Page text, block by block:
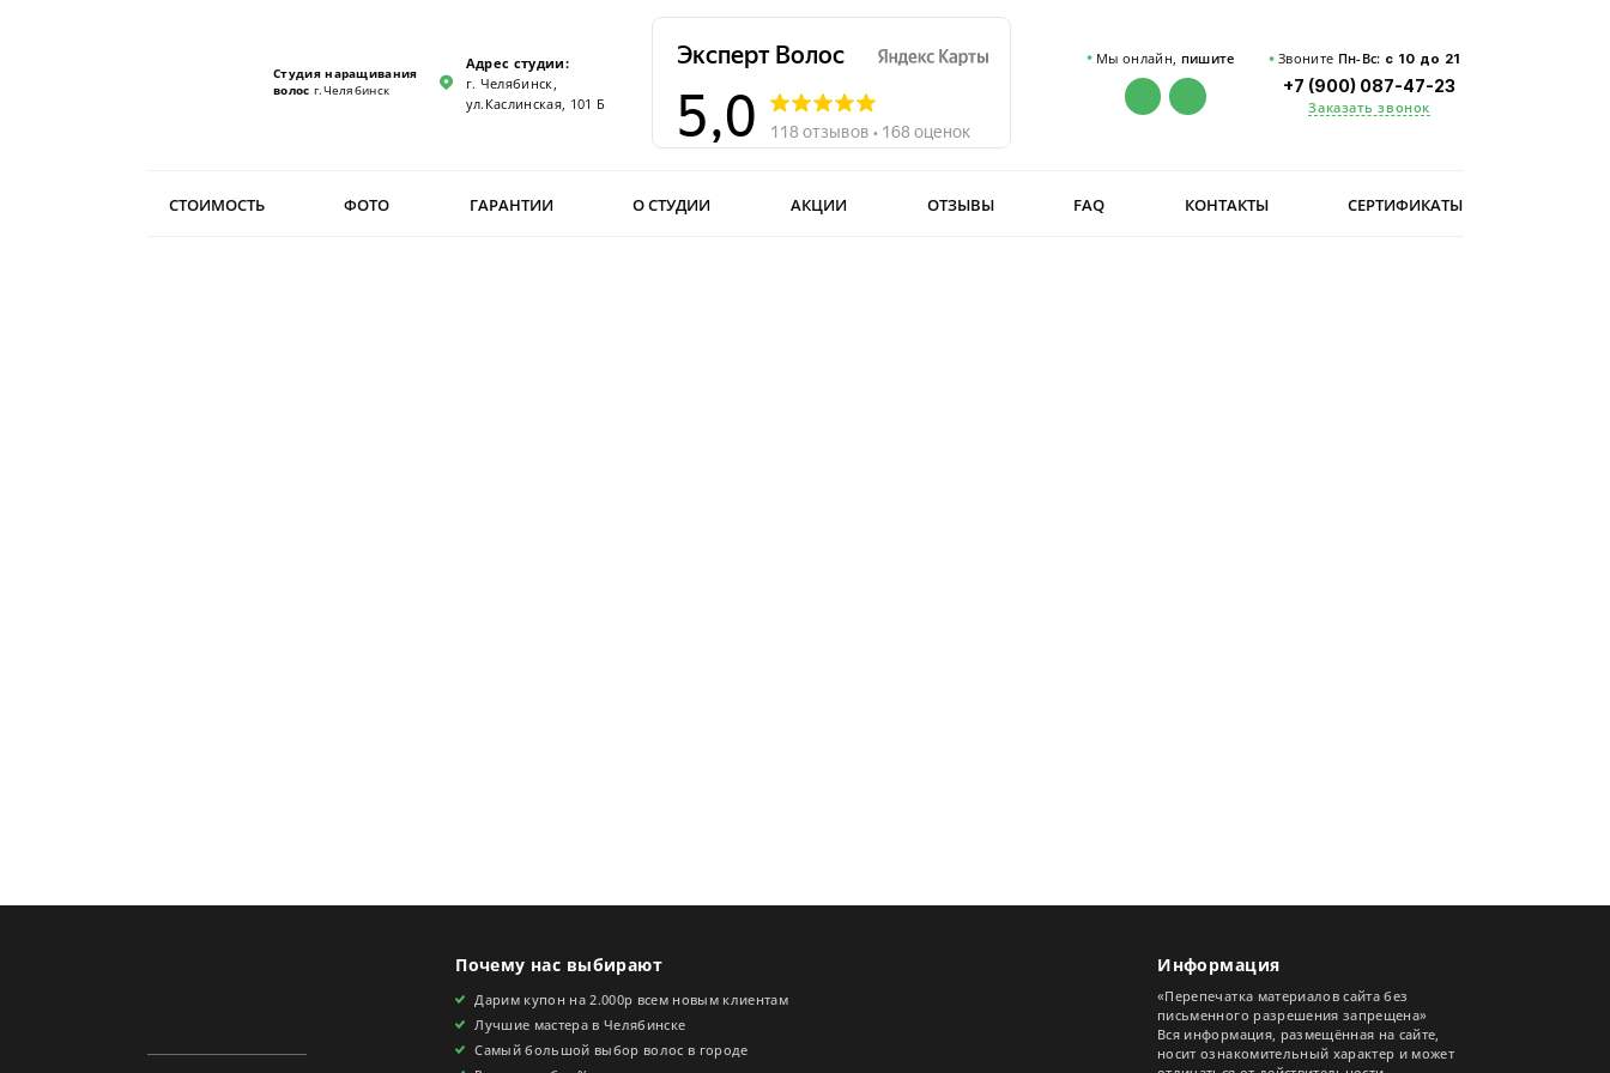
Студия наращивания
волос г.Челябинск
Адрес студии:
г. Челябинск,
ул.Каслинская, 101 Б
Мы онлайн, пишите Звоните Пн-Вс: с 10 до 21
+7 (900) 087-47-23
Заказать звонок
СТОИМОСТЬ ФОТО ГАРАНТИИ О СТУДИИ АКЦИИ ОТЗЫВЫ FAQ КОНТАКТЫ СЕРТИФИКАТЫ
Почему нас выбирают
Дарим купон на 2.000р всем новым клиентам
Лучшие мастера в Челябинске
Самый большой выбор волос в городе
Информация
«Перепечатка материалов сайта без
письменного разрешения запрещена»
Вся информация, размещённая на сайте,
носит ознакомительный характер и может